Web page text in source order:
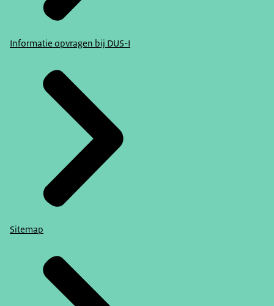
Informatie opvragen bij DUS-I
Sitemap